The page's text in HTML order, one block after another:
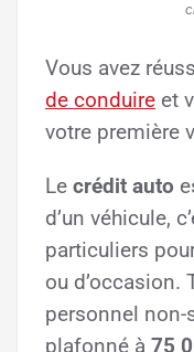
Vous avez
de conduire et
votre première
Le crédit auto
d’un véhicule,
particuliers
ou d’occasion.
personnel non-
plafonné à 75